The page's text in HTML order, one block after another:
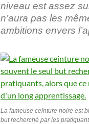
niveau est assez
n’aura pas les
ambitions envers
La fameuse ceinture noire est
but recherché par les